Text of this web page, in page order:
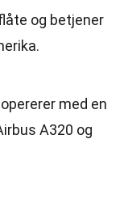
og betjener
med en
A320 og